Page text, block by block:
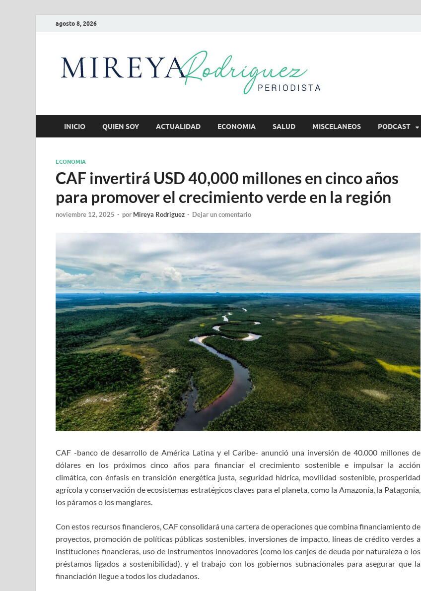
agosto 8, 2026
INICIO QUIEN SOY ACTUALIDAD ECONOMIA SALUD MISCELANEOS PODCAST
ECONOMIA
CAF invertirá USD 40,000 millones en cinco años
para promover el crecimiento verde en la región
noviembre 12, 2025 - por Mireya Rodriguez - Dejar un comentario
CAF -banco de desarrollo de América Latina y el Caribe- anunció una inversión de 40.000 millones de
dólares en los próximos cinco años para financiar el crecimiento sostenible e impulsar la acción
climática, con énfasis en transición energética justa, seguridad hídrica, movilidad sostenible, prosperidad
agrícola y conservación de ecosistemas estratégicos claves para el planeta, como la Amazonía, la Patagonia,
los páramos o los manglares.
Con estos recursos financieros, CAF consolidará una cartera de operaciones que combina financiamiento de
proyectos, promoción de políticas públicas sostenibles, inversiones de impacto, líneas de crédito verdes a
instituciones financieras, uso de instrumentos innovadores (como los canjes de deuda por naturaleza o los
préstamos ligados a sostenibilidad), y el trabajo con los gobiernos subnacionales para asegurar que la
financiación llegue a todos los ciudadanos.